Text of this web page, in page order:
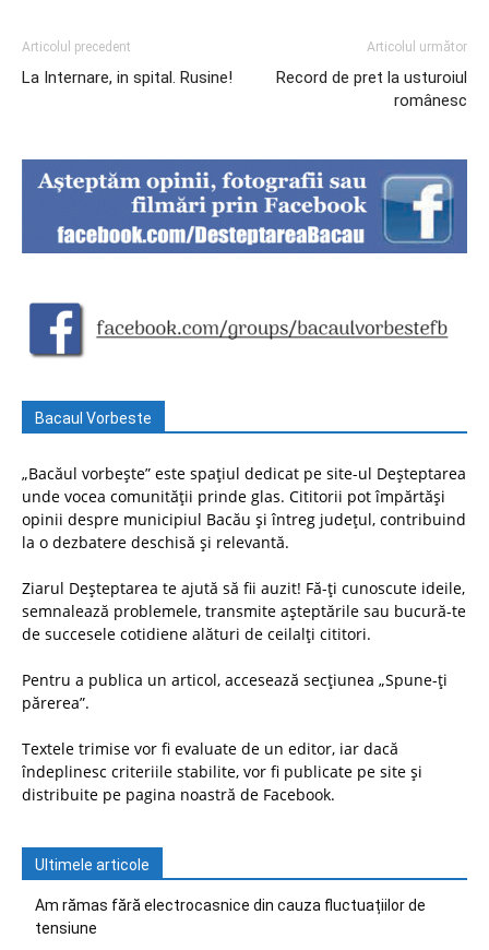
Articolul precedent
La Internare, in spital. Rusine!
Articolul următor
Record de pret la usturoiul
românesc
Bacaul Vorbeste
„Bacăul vorbește” este spațiul dedicat pe site-ul Deșteptarea
unde vocea comunității prinde glas. Cititorii pot împărtăși
opinii despre municipiul Bacău și întreg județul, contribuind
la o dezbatere deschisă și relevantă.
Ziarul Deșteptarea te ajută să fii auzit! Fă-ți cunoscute ideile,
semnalează problemele, transmite așteptările sau bucură-te
de succesele cotidiene alături de ceilalți cititori.
Pentru a publica un articol, accesează secțiunea „Spune-ți
părerea”.
Textele trimise vor fi evaluate de un editor, iar dacă
îndeplinesc criteriile stabilite, vor fi publicate pe site și
distribuite pe pagina noastră de Facebook.
Ultimele articole
Am rămas fără electrocasnice din cauza fluctuațiilor de
tensiune